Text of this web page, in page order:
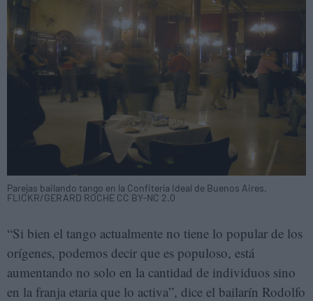
Parejas bailando tango en la Confitería Ideal de Buenos Aires.
FLICKR/GERARD ROCHE CC BY-NC 2.0
“Si bien el tango actualmente no tiene lo popular de los
orígenes, podemos decir que es populoso, está
aumentando no solo en la cantidad de individuos sino
en la franja etaria que lo activa”, dice el bailarín Rodolfo